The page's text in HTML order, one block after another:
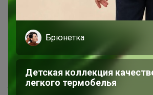
19 июля, 2016 17:38
Всем большой привет! Я тут
только разбираюсь в тонкостях СП :)
Брюнетка
Детская коллекция
легкого термобелья